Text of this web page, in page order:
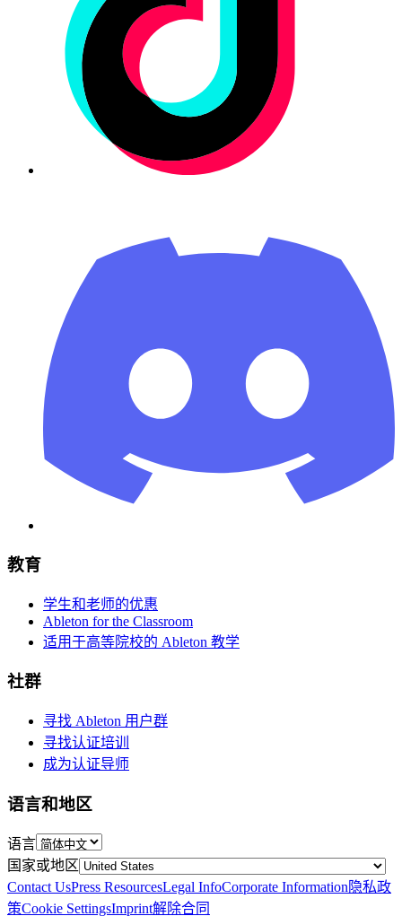
教育
学生和老师的优惠
Ableton for the Classroom
适用于高等院校的 Ableton 教学
社群
寻找 Ableton 用户群
寻找认证培训
成为认证导师
语言和地区
语言
国家或地区
Contact UsPress ResourcesLegal InfoCorporate Information 隐私政
策Cookie SettingsImprint解除合同